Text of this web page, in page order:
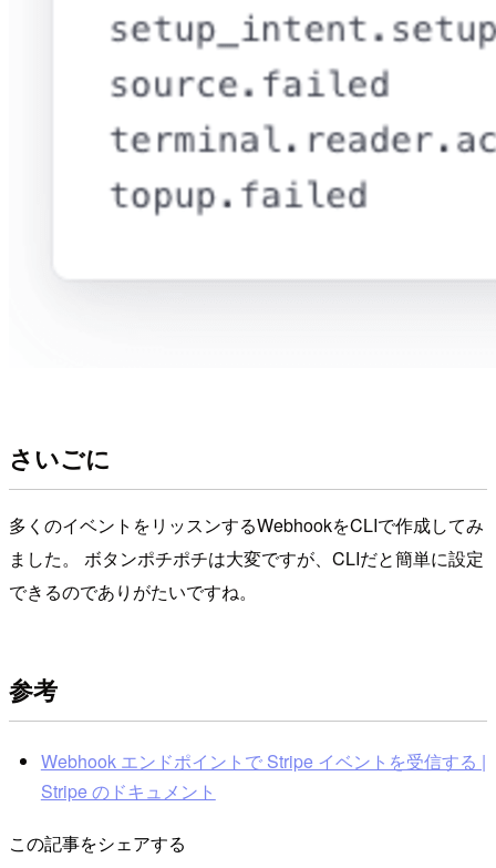
さいごに
多くのイベントをリッスンするWebhookをCLIで作成してみ
ました。 ボタンポチポチは大変ですが、CLIだと簡単に設定
できるのでありがたいですね。
参考
Webhook エンドポイントで Stripe イベントを受信する |
Stripe のドキュメント
この記事をシェアする